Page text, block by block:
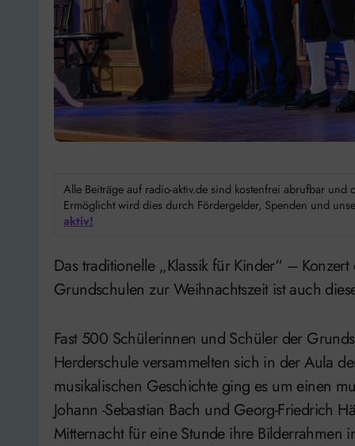
Alle Beiträge auf radio-aktiv.de sind kostenfrei abrufbar
Ermöglicht wird dies durch Fördergelder, Spenden und
aktiv!
Das traditionelle „Klassik für Kinder“ – Konzert der Pyrmonter Theater Companie für alle
Grundschulen zur Weihnachtszeit ist auch
Fast 500 Schülerinnen und Schüler der
Herderschule versammelten sich in der Aula
musikalischen Geschichte ging es um einen
Johann -Sebastian Bach und Georg-Friedrich
Mitternacht für eine Stunde ihre Bilderrahmen